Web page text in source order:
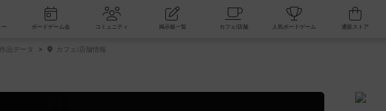
新着レビュー ボードゲーム会 コミュニティ 掲示板一覧 カフェ/店舗 人気ボードゲーム
作品データ カフェ/店舗情報